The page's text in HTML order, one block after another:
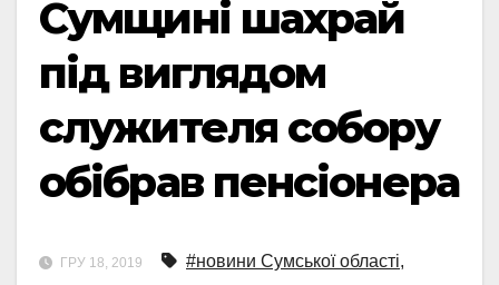
Сумщині шахрай
під виглядом
служителя собору
обібрав пенсіонера
ГРУ 18, 2019 #новини Сумської області,